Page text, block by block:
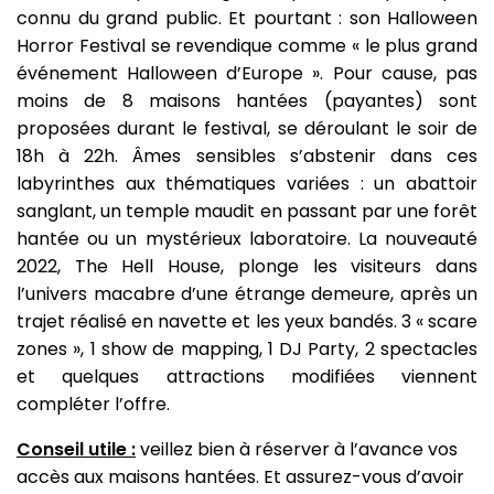
connu du grand public. Et pourtant : son Halloween
Horror Festival se revendique comme « le plus grand
événement Halloween d’Europe ». Pour cause, pas
moins de 8 maisons hantées (payantes) sont
proposées durant le festival, se déroulant le soir de
18h à 22h. Âmes sensibles s’abstenir dans ces
labyrinthes aux thématiques variées : un abattoir
sanglant, un temple maudit en passant par une forêt
hantée ou un mystérieux laboratoire. La nouveauté
2022, The Hell House, plonge les visiteurs dans
l’univers macabre d’une étrange demeure, après un
trajet réalisé en navette et les yeux bandés. 3 « scare
zones », 1 show de mapping, 1 DJ Party, 2 spectacles
et quelques attractions modifiées viennent
compléter l’offre.
Conseil utile :veillez bien à réserver à l’avance vos
accès aux maisons hantées. Et assurez-vous d’avoir